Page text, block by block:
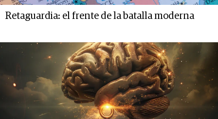
Retaguardia: el frente de la batalla moderna